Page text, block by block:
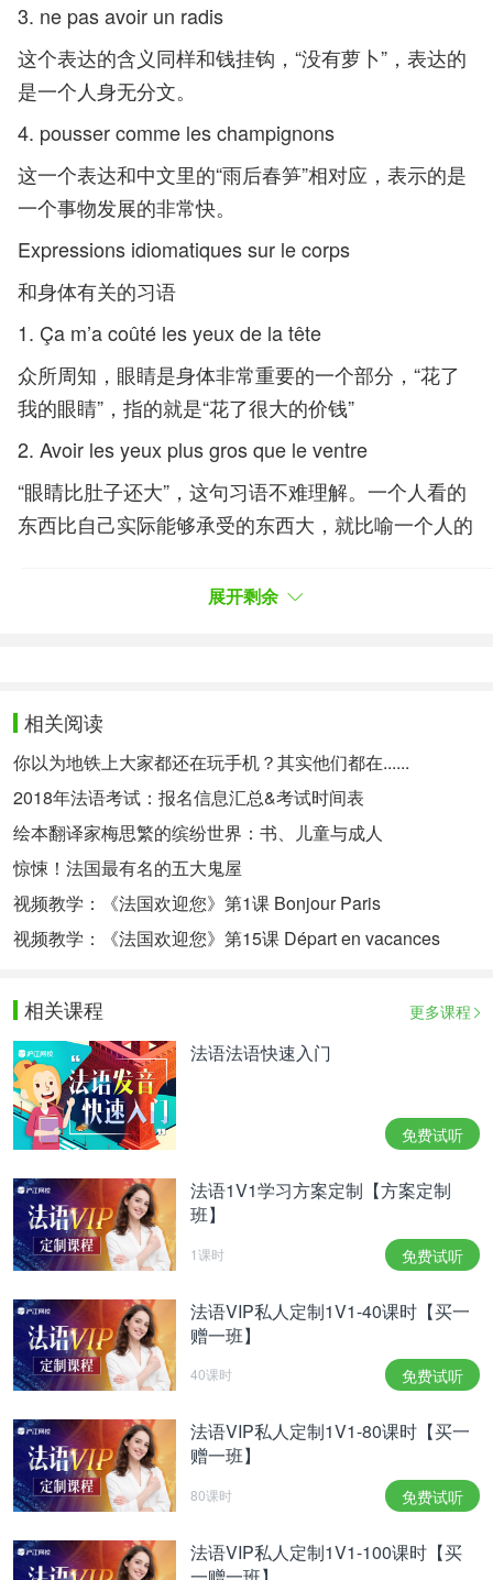
3. ne pas avoir un radis
这个表达的含义同样和钱挂钩，“没有萝卜”，表达的
是一个人身无分文。
4. pousser comme les champignons
这一个表达和中文里的“雨后春笋”相对应，表示的是
一个事物发展的非常快。
Expressions idiomatiques sur le corps
和身体有关的习语
1. Ça m’a coûté les yeux de la tête
众所周知，眼睛是身体非常重要的一个部分，“花了
我的眼睛”，指的就是“花了很大的价钱”
2. Avoir les yeux plus gros que le ventre
“眼睛比肚子还大”，这句习语不难理解。一个人看的
东西比自己实际能够承受的东西大，就比喻一个人的
听。
4. Avoir le bras long
当一个人的手臂可以伸得很长，就是形容这个人权势
很大，人脉很广。
Expressions idiomatiques sur les fruits
和水果有关的习语
“将梨子切成两半”，指的是互相妥协，做出让步。
2. Haut comme trois pommes
当法国人形容一个人个子很矮时，会用到这句习语，
形容他“三个苹果一样高”。
3. Ramener sa fraise
虽然草莓是一个美好的水果，但是法语中试用“带来
一个草莓”这样的表达来表示“打断别人说话”这样讨厌
4. Avoir la cerise
很多时候，我们会把车厘子和一些珍贵的事物联系起
厘子的原产地，欧洲的车厘子价格并没有那么昂贵，
在法语表达中，“有车厘子”反而表示的是一个人"倒
霉，走霉运”。
以上就是本期的全部内容。如果在不同的文化中，一
展开剩余
相关阅读
你以为地铁上大家都还在玩手机？其实他们都在......
2018年法语考试：报名信息汇总&考试时间表
绘本翻译家梅思繁的缤纷世界：书、儿童与成人
惊悚！法国最有名的五大鬼屋
视频教学：《法国欢迎您》第1课 Bonjour Paris
视频教学：《法国欢迎您》第15课 Départ en vacances
相关课程 更多课程
法语法语快速入门
免费试听
法语1V1学习方案定制【方案定制
班】
1课时 免费试听
法语VIP私人定制1V1-40课时【买一
赠一班】
40课时 免费试听
法语VIP私人定制1V1-80课时【买一
赠一班】
80课时 免费试听
法语VIP私人定制1V1-100课时【买